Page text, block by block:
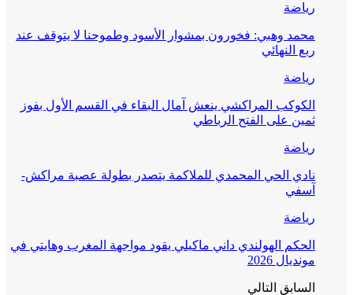
رياضة
محمد وهبي: فخورون بمشوار الأسود وطموحنا لا يتوقف عند
ربع النهائي
رياضة
الكوكب المراكشي ينعش آمال البقاء في القسم الأول بفوز
ثمين على الفتح الرباطي
رياضة
نادي الحي المحمدي للملاكمة يتصدر بطولة عصبة مراكش-
آسفي
رياضة
الحكم الهولندي داني ماكيلي يقود مواجهة المغرب وهايتي في
مونديال 2026
السابق التالي